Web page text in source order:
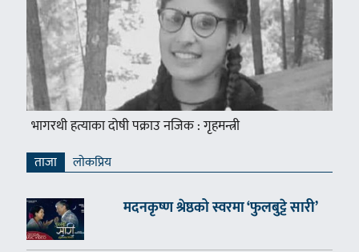
भागरथी हत्याका दोषी पक्राउ नजिक : गृहमन्त्री
ताजा लाेकप्रिय
मदनकृष्ण श्रेष्ठको स्वरमा ‘फुलबुट्टे सारी’